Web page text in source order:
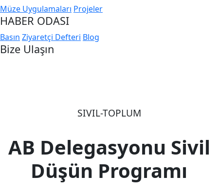
Müze Uygulamaları Projeler
HABER ODASI
Basın Ziyaretçi Defteri Blog
Bize Ulaşın
SIVIL-TOPLUM
AB Delegasyonu Sivil
Düşün Programı